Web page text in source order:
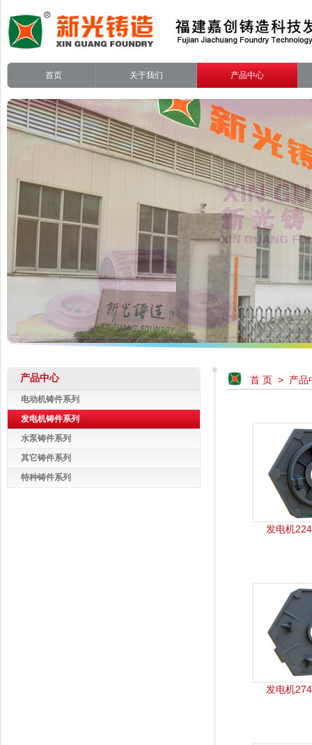
首页 关于我们 产品中心
产品中心
电动机铸件系列
发电机铸件系列
水泵铸件系列
其它铸件系列
特种铸件系列
首 页 > 产品
发电机
发电机